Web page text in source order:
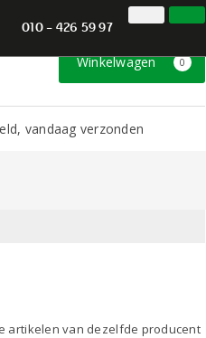
59 97 Inloggen Klantenservice
Winkelwagen 0
vandaag verzonden
010 - 426 59 97
artikelen van dezelfde producent